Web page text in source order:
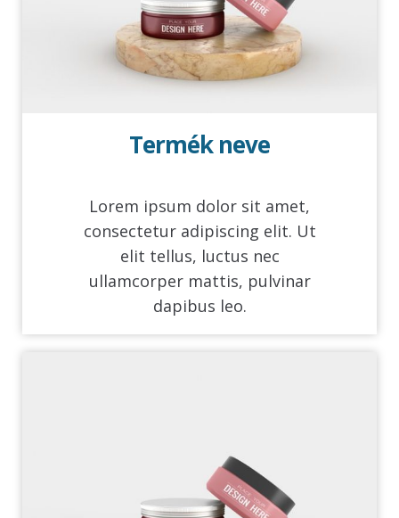
Termék neve
Lorem ipsum dolor sit amet,
consectetur adipiscing elit. Ut
elit tellus, luctus nec
ullamcorper mattis, pulvinar
dapibus leo.